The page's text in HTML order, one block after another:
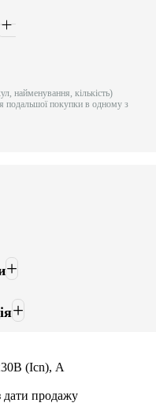
найменування, кількість)
подальшої покупки в одному з
(Icn), А
дати продажу